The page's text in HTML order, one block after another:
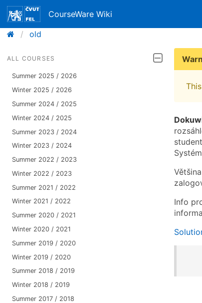
CourseWare Wiki
old
ALL COURSES
Summer 2025 / 2026
Winter 2025 / 2026
Summer 2024 / 2025
Winter 2024 / 2025
Summer 2023 / 2024
Winter 2023 / 2024
Summer 2022 / 2023
Winter 2022 / 2023
Summer 2021 / 2022
Winter 2021 / 2022
Summer 2020 / 2021
Winter 2020 / 2021
Summer 2019 / 2020
Winter 2019 / 2020
Summer 2018 / 2019
Winter 2018 / 2019
Summer 2017 / 2018
Info